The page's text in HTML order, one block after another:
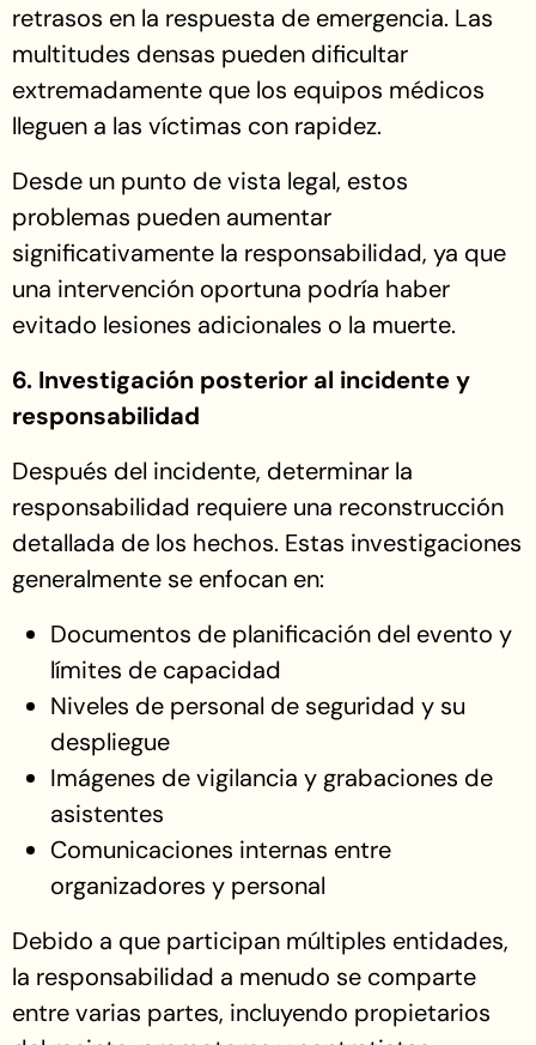
retrasos en la respuesta de emergencia. Las
multitudes densas pueden dificultar
extremadamente que los equipos médicos
lleguen a las víctimas con rapidez.
Desde un punto de vista legal, estos
problemas pueden aumentar
significativamente la responsabilidad, ya que
una intervención oportuna podría haber
evitado lesiones adicionales o la muerte.
6. Investigación posterior al incidente y
responsabilidad
Después del incidente, determinar la
responsabilidad requiere una reconstrucción
detallada de los hechos. Estas investigaciones
generalmente se enfocan en:
Documentos de planificación del evento y
límites de capacidad
Niveles de personal de seguridad y su
despliegue
Imágenes de vigilancia y grabaciones de
asistentes
Comunicaciones internas entre
organizadores y personal
Debido a que participan múltiples entidades,
la responsabilidad a menudo se comparte
entre varias partes, incluyendo propietarios